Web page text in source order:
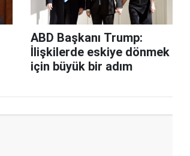
ABD Başkanı Trump:
İlişkilerde eskiye dönmek
için büyük bir adım